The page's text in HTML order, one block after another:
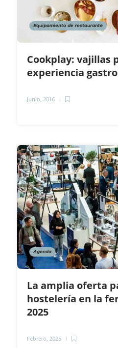
Equipamiento de restaurante
Cookplay: vajillas
experiencia
Junio, 2016
Agenda
La amplia oferta
hostelería en la
2025
Febrero, 2025